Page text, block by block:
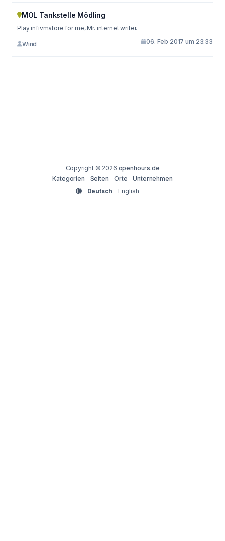
MOL Tankstelle Mödling
Play infivmatore for me, Mr. internet writer.
Wind 06. Feb 2017 um 23:33
Copyright © 2026 openhours.de
Kategorien
Seiten Orte
Unternehmen
Deutsch
English